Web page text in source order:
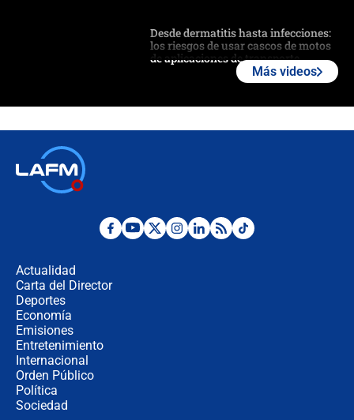
Desde dermatitis hasta infecciones:
los riesgos de usar cascos de motos
de aplicaciones de transporte
Posesión de Abelardo De La Espriella
Más videos
Actualidad
Carta del Director
Deportes
Economía
Emisiones
Entretenimiento
Internacional
Orden Público
Política
Sociedad